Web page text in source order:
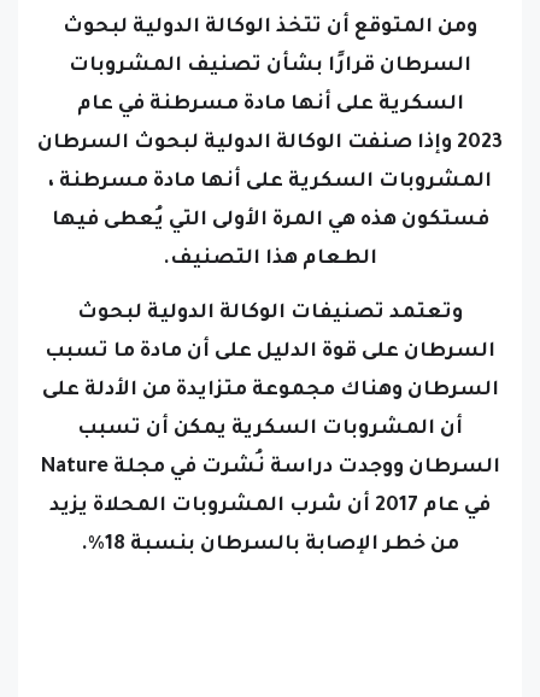
ومن المتوقع أن تتخذ الوكالة الدولية لبحوث
السرطان قرارًا بشأن تصنيف المشروبات
السكرية على أنها مادة مسرطنة في عام
2023 وإذا صنفت الوكالة الدولية لبحوث السرطان
المشروبات السكرية على أنها مادة مسرطنة ،
فستكون هذه هي المرة الأولى التي يُعطى فيها
الطعام هذا التصنيف.
وتعتمد تصنيفات الوكالة الدولية لبحوث
السرطان على قوة الدليل على أن مادة ما تسبب
السرطان وهناك مجموعة متزايدة من الأدلة على
أن المشروبات السكرية يمكن أن تسبب
السرطان ووجدت دراسة نُشرت في مجلة Nature
في عام 2017 أن شرب المشروبات المحلاة يزيد
من خطر الإصابة بالسرطان بنسبة 18٪.